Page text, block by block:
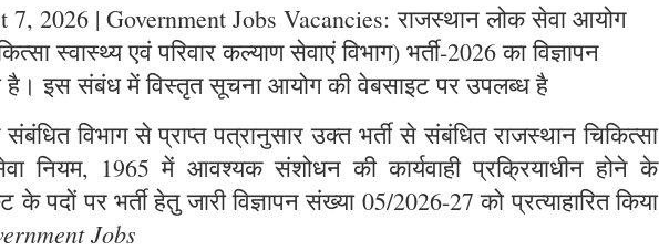
2026 | Government Jobs Vacancies: राजस्थान लोक सेवा आयोग
स्वास्थ्य एवं परिवार कल्याण सेवाएं विभाग) भर्ती-2026 का विज्ञापन
है। इस संबंध में विस्तृत सूचना आयोग की वेबसाइट पर उपलब्ध है
विभाग से प्राप्त पत्रानुसार उक्त भर्ती से संबंधित राजस्थान चिकित्सा
नियम, 1965 में आवश्यक संशोधन की कार्यवाही प्रक्रियाधीन होने के
पदों पर भर्ती हेतु जारी विज्ञापन संख्या 05/2026-27 को प्रत्याहारित किया
Jobs